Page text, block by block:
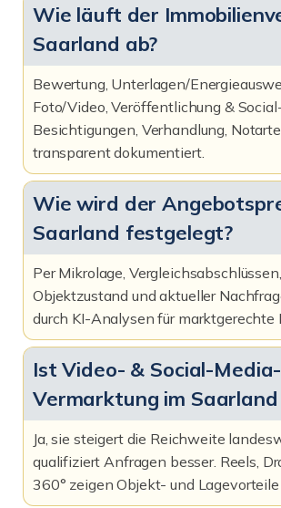
Wie läuft der
Saarland ab?
Bewertung, Unterlagen/
Foto/Video, Veröffentlichung &
Besichtigungen, Verhandlung,
transparent dokumentiert.
Wie wird der
Saarland festgelegt?
Per Mikrolage, Vergleichsabschlüssen,
Objektzustand und aktueller
durch KI-Analysen für marktgerechte
Ist Video- & Social-Media-
Vermarktung im Saarland
Ja, sie steigert die Reichweite
qualifiziert Anfragen besser. Reels,
360° zeigen Objekt- und Lagevorteile